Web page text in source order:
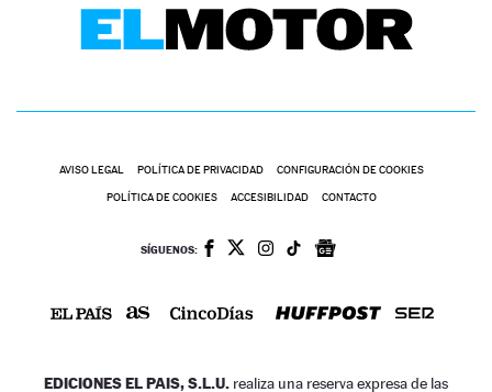
AVISO LEGAL POLÍTICA DE PRIVACIDAD CONFIGURACIÓN DE COOKIES
POLÍTICA DE COOKIES ACCESIBILIDAD CONTACTO
SÍGUENOS:
EDICIONES EL PAIS, S.L.U. realiza una reserva expresa de las